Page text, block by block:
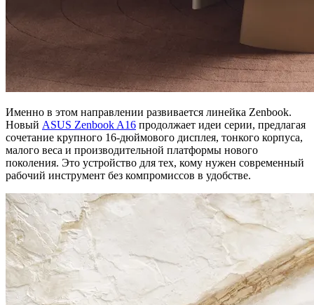
Именно в этом направлении развивается линейка Zenbook.
Новый ASUS Zenbook A16 продолжает идеи серии, предлагая
сочетание крупного 16-дюймового дисплея, тонкого корпуса,
малого веса и производительной платформы нового
поколения. Это устройство для тех, кому нужен современный
рабочий инструмент без компромиссов в удобстве.